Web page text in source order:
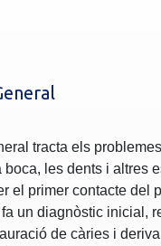
tracta els
les dents i altres
el primer contacte del
fa un diagnòstic inicial,
de càries i